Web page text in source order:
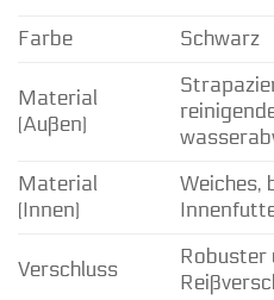
Farbe
Schwarz
Material
(Außen)
Material
(Innen)
Weiches,
Verschluss
Robuster